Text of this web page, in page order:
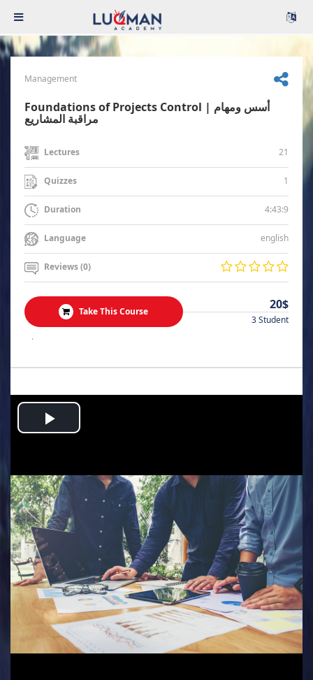
Management
Foundations of Projects Control | أسس ومهام
مراقبة المشاريع
Lectures 21
Quizzes 1
Duration 4:43:9
Language english
Reviews (0)
Take This Course 20$
3 Student
.
Play